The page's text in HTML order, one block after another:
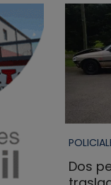
Dos